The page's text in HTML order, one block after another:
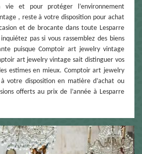
vie et pour protéger l’environnement
, reste à votre disposition pour achat
et de brocante dans toute Lesparre
pas si vous rassemblez des biens
puisque Comptoir art jewelry vintage
art jewelry vintage sait distinguer vos
estimes en mieux. Comptoir art jewelry
votre disposition en matière d’achat ou
offerts au prix de l’année à Lesparre